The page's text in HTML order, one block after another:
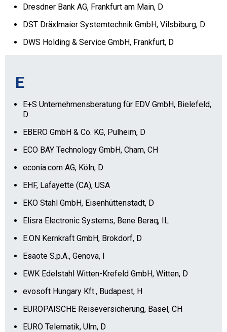
Dresdner Bank AG, Frankfurt am Main, D
DST Dräxlmaier Systemtechnik GmbH, Vilsbiburg, D
DWS Holding & Service GmbH, Frankfurt, D
E
E+S Unternehmensberatung für EDV GmbH, Bielefeld,
D
EBERO GmbH & Co. KG, Pulheim, D
ECO BAY Technology GmbH, Cham, CH
econia.com AG, Köln, D
EHF, Lafayette (CA), USA
EKO Stahl GmbH, Eisenhüttenstadt, D
Elisra Electronic Systems, Bene Beraq, IL
E.ON Kernkraft GmbH, Brokdorf, D
Esaote S.p.A., Genova, I
EWK Edelstahl Witten-Krefeld GmbH, Witten, D
evosoft Hungary Kft., Budapest, H
EUROPÄISCHE Reiseversicherung, Basel, CH
EURO Telematik, Ulm, D